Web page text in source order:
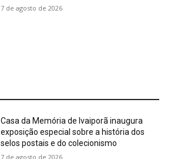
7 de agosto de 2026
Casa da Memória de Ivaiporã inaugura
exposição especial sobre a história dos
selos postais e do colecionismo
7 de agosto de 2026